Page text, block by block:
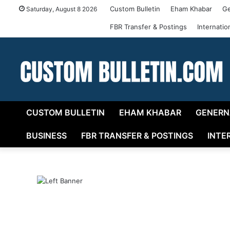
Saturday, August 8 2026 Custom Bulletin Eham Khabar
FBR Transfer & Postings
CUSTOM BULLETIN EHAM KHABAR
BUSINESS FBR TRANSFER & POSTINGS